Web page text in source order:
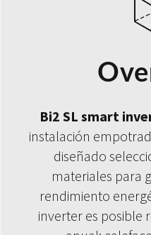
Bi2 SL smart
instalación
diseñado
materiales para
rendimiento
inverter es posible